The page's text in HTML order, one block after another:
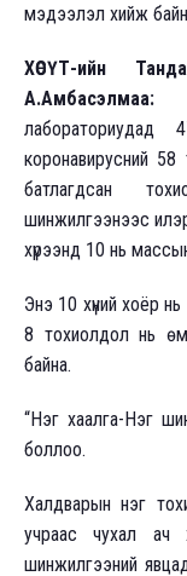
мэдээлэл хийж
ХӨСҮТ-ийн
А.Амбасэлмаа:
лабораториудад
коронавирусний
батлагдсан
шинжилгээнээс
хүрээнд 10 нь
Энэ 10 хүний хоёр
8 тохиолдол нь
байна.
“Нэг хаалга-Нэг
боллоо.
Халдварын нэг
учраас чухал ач
шинжилгээний